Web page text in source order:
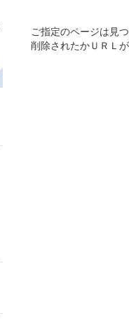
ご指定のページは見つ
削除されたかＵＲＬ